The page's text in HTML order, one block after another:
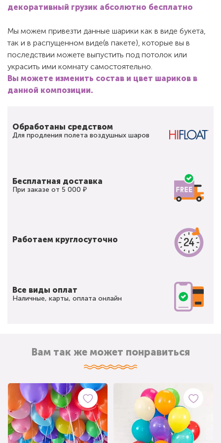
декоративный грузик абсолютно бесплатно
Мы можем привезти данные шарики как в виде букета,
так и в распущенном виде(в пакете), которые вы в
последствии можете выпустить под потолок или
украсить ими комнату самостоятельно.
Вы можете изменить состав и цвет шариков в
данной композиции.
Обработаны средством
Для продления полета воздушных шаров
Бесплатная доставка
При заказе от 5 000 ₽
Работаем круглосуточно
Все виды оплат
Наличные, карты, оплата онлайн
Вам так же может понравиться